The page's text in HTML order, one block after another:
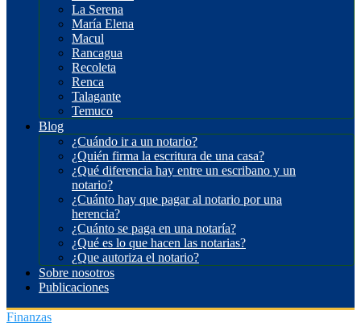
La Serena
María Elena
Macul
Rancagua
Recoleta
Renca
Talagante
Temuco
Blog
¿Cuándo ir a un notario?
¿Quién firma la escritura de una casa?
¿Qué diferencia hay entre un escribano y un
notario?
¿Cuánto hay que pagar al notario por una
herencia?
¿Cuánto se paga en una notaría?
¿Qué es lo que hacen las notarias?
¿Que autoriza el notario?
Sobre nosotros
Publicaciones
Finanzas